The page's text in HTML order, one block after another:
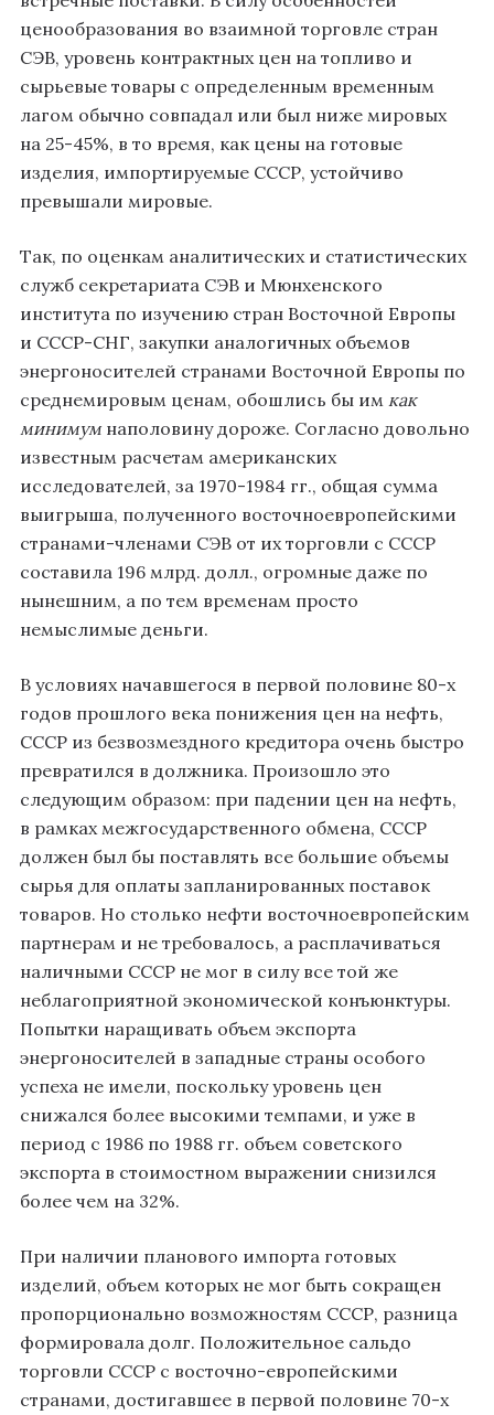
ценообразования во взаимной торговле стран
СЭВ, уровень контрактных цен на топливо и
сырьевые товары с определенным временным
лагом обычно совпадал или был ниже мировых
на 25-45%, в то время, как цены на готовые
изделия, импортируемые СССР, устойчиво
превышали мировые.
Так, по оценкам аналитических и статистических
служб секретариата СЭВ и Мюнхенского
института по изучению стран Восточной Европы
и СССР-СНГ, закупки аналогичных объемов
энергоносителей странами Восточной Европы по
среднемировым ценам, обошлись бы им как
минимум наполовину дороже. Согласно довольно
известным расчетам американских
исследователей, за 1970-1984 гг., общая сумма
выигрыша, полученного восточноевропейскими
странами-членами СЭВ от их торговли с СССР
составила 196 млрд. долл., огромные даже по
нынешним, а по тем временам просто
немыслимые деньги.
В условиях начавшегося в первой половине 80-х
годов прошлого века понижения цен на нефть,
СССР из безвозмездного кредитора очень быстро
превратился в должника. Произошло это
следующим образом: при падении цен на нефть,
в рамках межгосударственного обмена, СССР
должен был бы поставлять все большие объемы
сырья для оплаты запланированных поставок
товаров. Но столько нефти восточноевропейским
партнерам и не требовалось, а расплачиваться
наличными СССР не мог в силу все той же
неблагоприятной экономической конъюнктуры.
Попытки наращивать объем экспорта
энергоносителей в западные страны особого
успеха не имели, поскольку уровень цен
снижался более высокими темпами, и уже в
период с 1986 по 1988 гг. объем советского
экспорта в стоимостном выражении снизился
более чем на 32%.
При наличии планового импорта готовых
изделий, объем которых не мог быть сокращен
пропорционально возможностям СССР, разница
формировала долг. Положительное сальдо
торговли СССР с восточно-европейскими
странами, достигавшее в первой половине 70-х